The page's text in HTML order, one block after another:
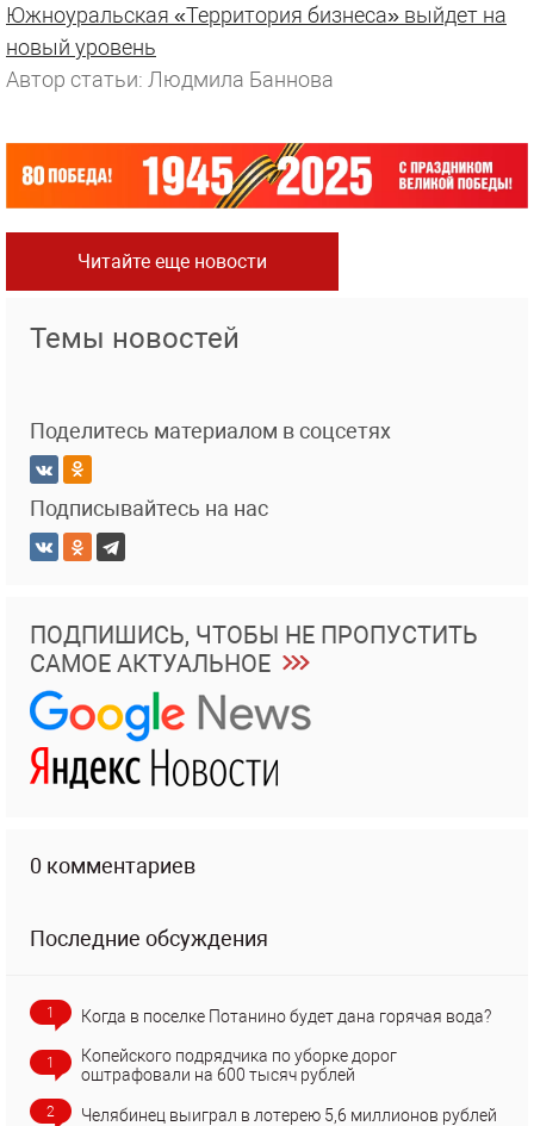
Южноуральская «Территория бизнеса» выйдет на
новый уровень
Автор статьи: Людмила Баннова
Читайте еще новости
Темы новостей
Поделитесь материалом в соцсетях
Подписывайтесь на нас
ПОДПИШИСЬ, ЧТОБЫ НЕ ПРОПУСТИТЬ
САМОЕ АКТУАЛЬНОЕ
0 комментариев
Последние обсуждения
1 Когда в поселке Потанино будет дана горячая вода?
1
Копейского подрядчика по уборке дорог
оштрафовали на 600 тысяч рублей
2 Челябинец выиграл в лотерею 5,6 миллионов рублей